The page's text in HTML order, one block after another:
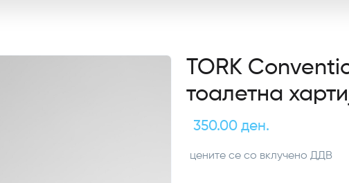
TORK
тоалетна
350.00 ден.
цените се со вклучено ДДВ